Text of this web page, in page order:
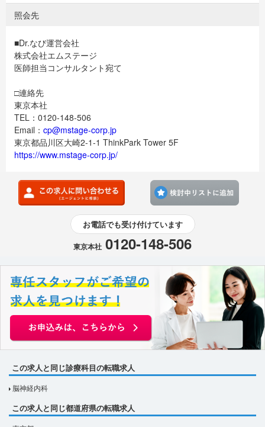
照会先
■Dr.なび運営会社
株式会社エムステージ
医師担当コンサルタント宛て
□連絡先
東京本社
TEL：0120-148-506
Email： cp@mstage-corp.jp
東京都品川区大崎2-1-1 ThinkPark Tower 5F
https://www.mstage-corp.jp/
お電話でも受け付けています
東京本社 0120-148-506
この求人と同じ診療科目の転職求人
脳神経内科
この求人と同じ都道府県の転職求人